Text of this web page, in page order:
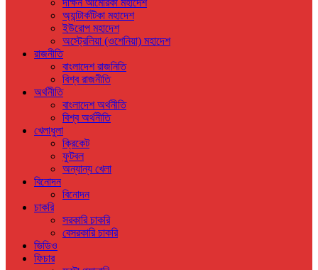
দক্ষিন আমেরিকা মহাদেশ
অ্যান্টার্কটিকা মহাদেশ
ইউরোপ মহাদেশ
অস্ট্রেলিয়া (ওশেনিয়া) মহাদেশ
রাজনীতি
বাংলাদেশ রাজনিতি
বিশ্ব রাজনীতি
অর্থনীতি
বাংলাদেশ অর্থনীতি
বিশ্ব অর্থনীতি
খেলাধুলা
ক্রিকেট
ফুটবল
অন্যান্য খেলা
বিনোদন
বিনোদন
চাকরি
সরকারি চাকরি
বেসরকারি চাকরি
ভিডিও
ফিচার